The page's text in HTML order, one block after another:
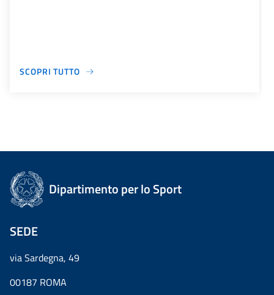
SCOPRI TUTTO
Dipartimento per lo Sport
SEDE
via Sardegna, 49
00187 ROMA